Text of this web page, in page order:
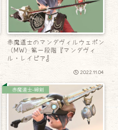
赤魔道士のマンダヴィルウェポン
（MW）第一段階『マンダヴィ
ル・レイピア』
2022.11.04
赤魔道士-細剣